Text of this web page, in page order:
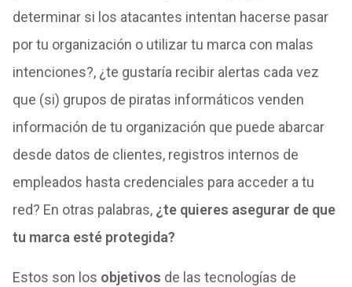
determinar si los atacantes intentan hacerse pasar
por tu organización o utilizar tu marca con malas
intenciones?, ¿te gustaría recibir alertas cada vez
que (si) grupos de piratas informáticos venden
información de tu organización que puede abarcar
desde datos de clientes, registros internos de
empleados hasta credenciales para acceder a tu
red? En otras palabras, ¿te quieres asegurar de que
tu marca esté protegida?
Estos son los objetivos de las tecnologías de